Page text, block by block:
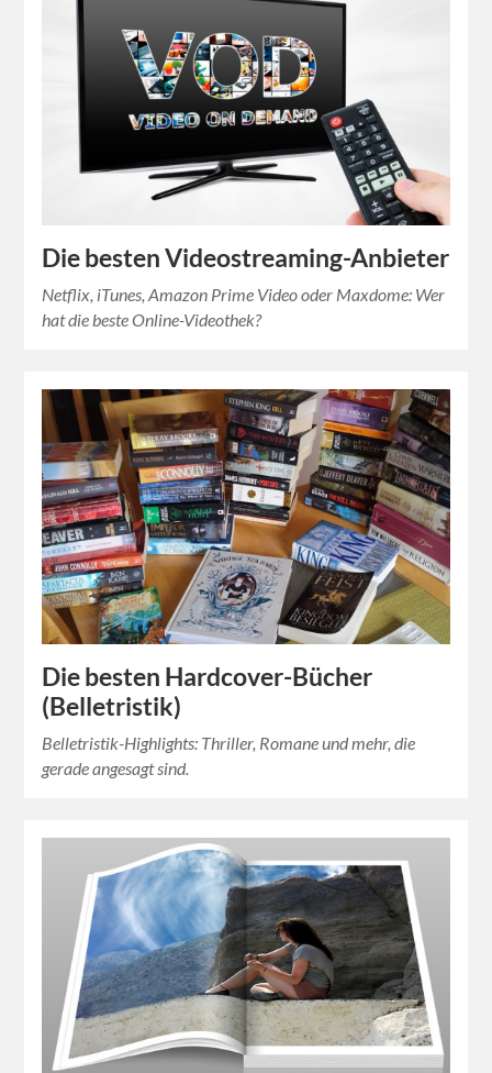
Die besten Videostreaming-Anbieter
Netflix, iTunes, Amazon Prime Video oder Maxdome: Wer
hat die beste Online-Videothek?
Die besten Hardcover-Bücher
(Belletristik)
Belletristik-Highlights: Thriller, Romane und mehr, die
gerade angesagt sind.